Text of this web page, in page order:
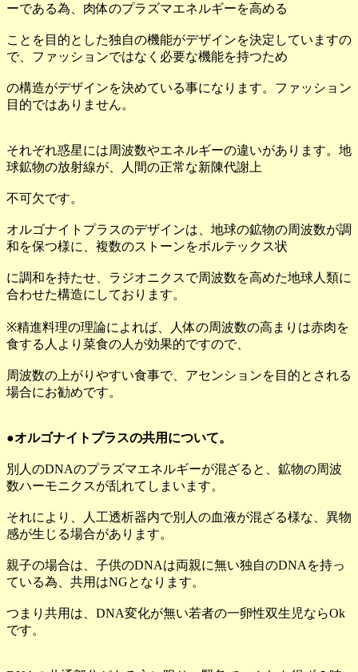
ーである為、肉体のプラズマエネルギーを高める
ことを目的とした独自の機能がデザインを決定していますの
で、ファッションではなく必要な機能を持つため
の構造がデザインを決めている事になります。ファッション
目的ではありません。
それぞれ惑星には周波数やエネルギーの違いがあります。地
球鉱物の放射線が、人間の正常な新陳代謝上
不可欠です。
オルゴナイトプラスのデザインは、地球の鉱物の周波数が調
和を保つ様に、複数のストーンをボルテックス状
に調和を持たせ、ラジオニクスで周波数を高めた地球人類に
合わせた構造にしております。
※精進料理の理論によれば、人体の周波数の高まりは赤肉を
食する人より菜食の人が効果的ですので、
周波数の上がりやすい食事で、アセンションを目的とされる
場合にお勧めです。
●オルゴナイトプラスの共用について。
別人のDNAのプラズマエネルギーが混ざると、鉱物の周波
数ハーモニクスが乱れてしまいます。
それにより、人工透析器内で別人の血液が混ざる様な、異物
感が生じる場合があります。
親子の場合は、子供のDNAは両親に無い独自のDNAを持っ
ている為、共用はNGとなります。
つまり共用は、DNA変化が無い若者の一卵性双生児ならOk
です。